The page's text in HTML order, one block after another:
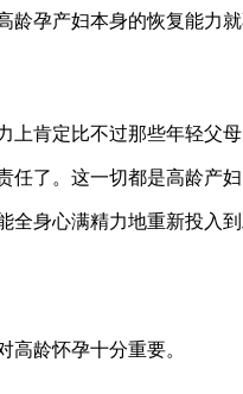
孕产妇本身的恢复能力
肯定比不过那些年轻父母
了。这一切都是高龄产妇
身心满精力地重新投入到
龄怀孕十分重要。